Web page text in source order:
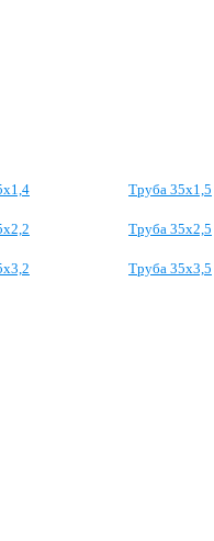
Труба 35x1,5
Труба 35х2,5
Труба 35х3,5